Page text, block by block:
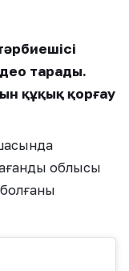
тарады.
құқық қорғау
​​облысы